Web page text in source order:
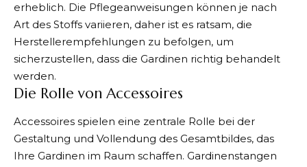
erheblich. Die Pflegeanweisungen können je nach
Art des Stoffs variieren, daher ist es ratsam, die
Herstellerempfehlungen zu befolgen, um
sicherzustellen, dass die Gardinen richtig behandelt
werden.
Die Rolle von Accessoires
Accessoires spielen eine zentrale Rolle bei der
Gestaltung und Vollendung des Gesamtbildes, das
Ihre Gardinen im Raum schaffen. Gardinenstangen